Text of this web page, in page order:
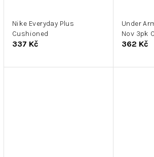
Nike Everyday Plus
Cushioned
337 Kč
Under
Nov 3pk
362 Kč